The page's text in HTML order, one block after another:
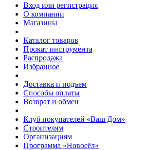
Вход или регистрация
О компании
Магазины
Каталог товаров
Прокат инструмента
Распродажа
Избранное
Доставка и подъем
Способы оплаты
Возврат и обмен
Клуб покупателей «Ваш Дом»
Строителям
Организациям
Программа «Новосёл»